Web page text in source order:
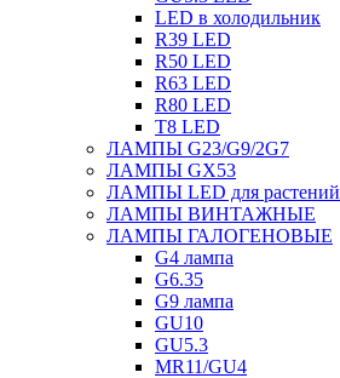
LED в холодильник
R39 LED
R50 LED
R63 LED
R80 LED
T8 LED
ЛАМПЫ G23/G9/2G7
ЛАМПЫ GX53
ЛАМПЫ LED для растений
ЛАМПЫ ВИНТАЖНЫЕ
ЛАМПЫ ГАЛОГЕНОВЫЕ
G4 лампа
G6.35
G9 лампа
GU10
GU5.3
MR11/GU4